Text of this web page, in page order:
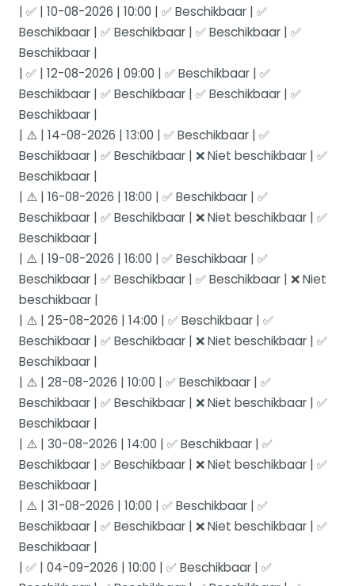
| ✅ | 10-08-2026 | 10:00 | ✅ Beschikbaar | ✅
Beschikbaar | ✅ Beschikbaar | ✅ Beschikbaar | ✅
Beschikbaar |
| ✅ | 12-08-2026 | 09:00 | ✅ Beschikbaar | ✅
Beschikbaar | ✅ Beschikbaar | ✅ Beschikbaar | ✅
Beschikbaar |
| ⚠️ | 14-08-2026 | 13:00 | ✅ Beschikbaar | ✅
Beschikbaar | ✅ Beschikbaar | ❌ Niet beschikbaar | ✅
Beschikbaar |
| ⚠️ | 16-08-2026 | 18:00 | ✅ Beschikbaar | ✅
Beschikbaar | ✅ Beschikbaar | ❌ Niet beschikbaar | ✅
Beschikbaar |
| ⚠️ | 19-08-2026 | 16:00 | ✅ Beschikbaar | ✅
Beschikbaar | ✅ Beschikbaar | ✅ Beschikbaar | ❌ Niet
beschikbaar |
| ⚠️ | 25-08-2026 | 14:00 | ✅ Beschikbaar | ✅
Beschikbaar | ✅ Beschikbaar | ❌ Niet beschikbaar | ✅
Beschikbaar |
| ⚠️ | 28-08-2026 | 10:00 | ✅ Beschikbaar | ✅
Beschikbaar | ✅ Beschikbaar | ❌ Niet beschikbaar | ✅
Beschikbaar |
| ⚠️ | 30-08-2026 | 14:00 | ✅ Beschikbaar | ✅
Beschikbaar | ✅ Beschikbaar | ❌ Niet beschikbaar | ✅
Beschikbaar |
| ⚠️ | 31-08-2026 | 10:00 | ✅ Beschikbaar | ✅
Beschikbaar | ✅ Beschikbaar | ❌ Niet beschikbaar | ✅
Beschikbaar |
| ✅ | 04-09-2026 | 10:00 | ✅ Beschikbaar | ✅